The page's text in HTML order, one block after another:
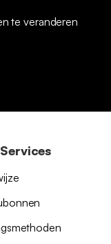
te veranderen